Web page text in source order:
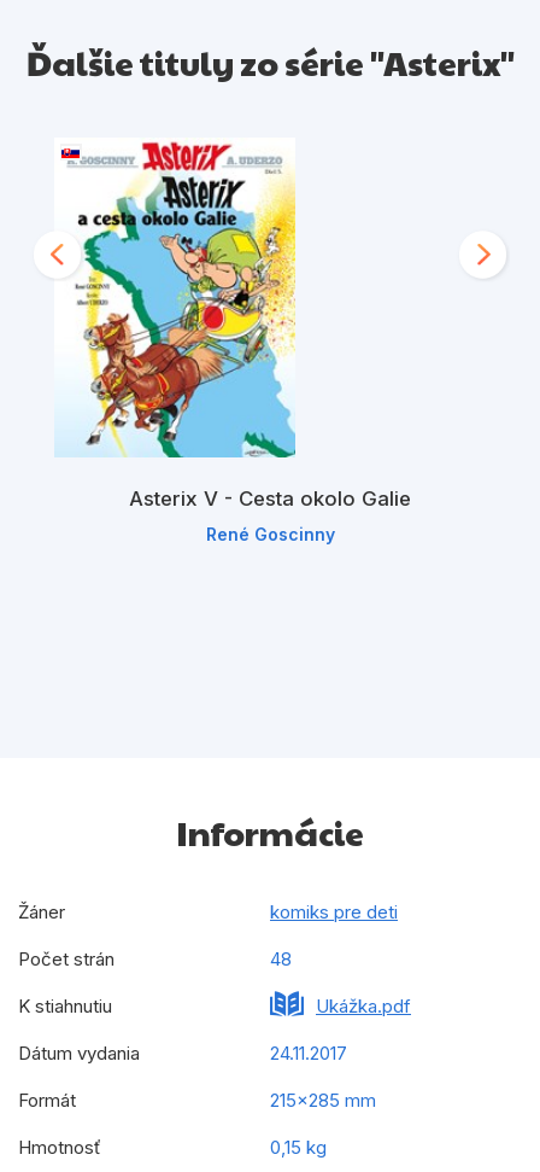
Ďalšie tituly zo série "Asterix"
Asterix V - Cesta okolo Galie
René Goscinny
Informácie
Žáner komiks pre deti
Počet strán 48
K stiahnutiu Ukážka.pdf
Dátum vydania 24.11.2017
Formát 215x285 mm
Hmotnosť 0,15 kg